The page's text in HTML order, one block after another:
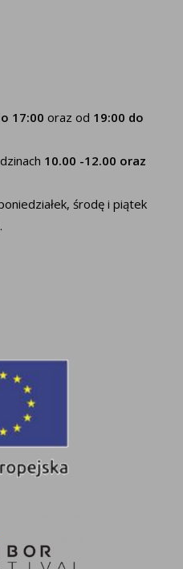
17:00 oraz od 19:00 do
10.00 -12.00 oraz
środę i piątek